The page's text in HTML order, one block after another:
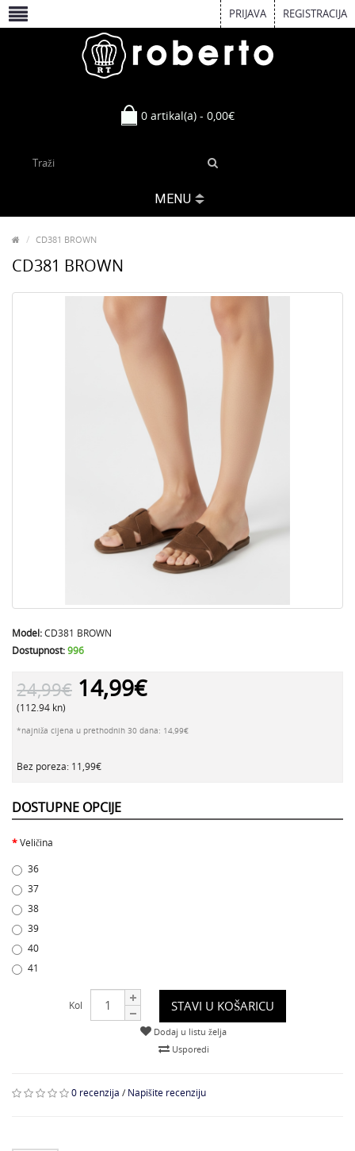
PRIJAVA REGISTRACIJA
0 artikal(a) - 0,00€
MENU
CD381 BROWN
CD381 BROWN
Model:CD381 BROWN
Dostupnost:996
24,99€ 14,99€
(112.94 kn)
*najniža cijena u prethodnih 30 dana: 14,99€
Bez poreza: 11,99€
DOSTUPNE OPCIJE
Veličina
36
37
38
39
40
41
Kol STAVI U KOŠARICU
Dodaj u listu želja
Usporedi
0 recenzija / Napišite recenziju